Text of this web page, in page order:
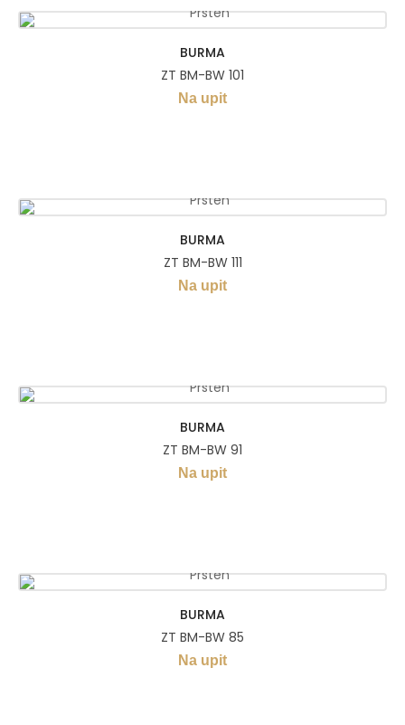
BURMA
ZT BM-BW 101
Na upit
BURMA
ZT BM-BW 111
Na upit
BURMA
ZT BM-BW 91
Na upit
BURMA
ZT BM-BW 85
Na upit